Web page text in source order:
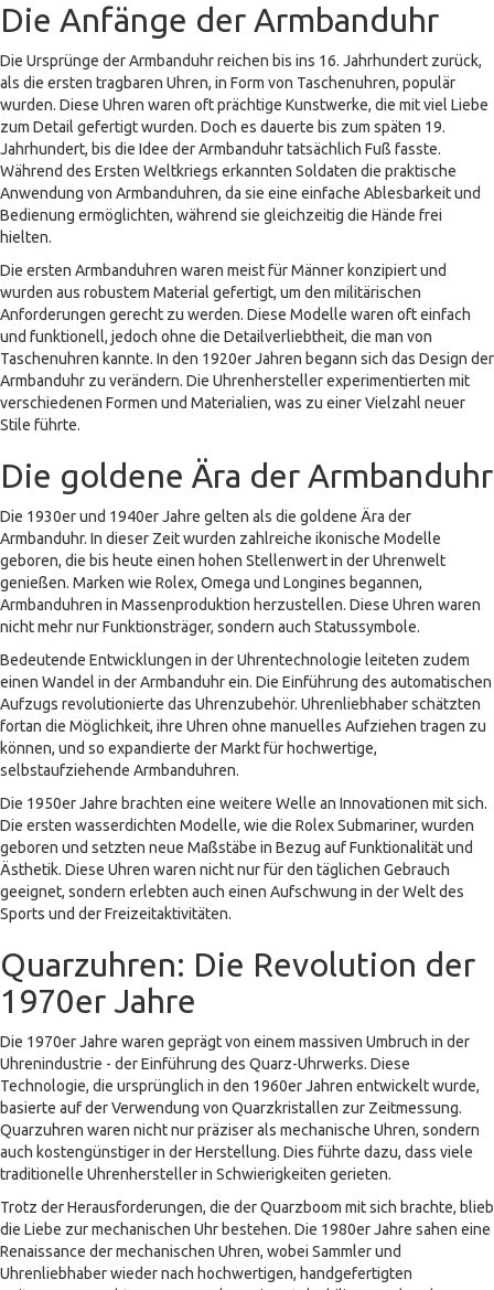
Die Anfänge der Armbanduhr
Die Ursprünge der Armbanduhr reichen bis ins 16. Jahrhundert zurück,
als die ersten tragbaren Uhren, in Form von Taschenuhren, populär
wurden. Diese Uhren waren oft prächtige Kunstwerke, die mit viel Liebe
zum Detail gefertigt wurden. Doch es dauerte bis zum späten 19.
Jahrhundert, bis die Idee der Armbanduhr tatsächlich Fuß fasste.
Während des Ersten Weltkriegs erkannten Soldaten die praktische
Anwendung von Armbanduhren, da sie eine einfache Ablesbarkeit und
Bedienung ermöglichten, während sie gleichzeitig die Hände frei
hielten.
Die ersten Armbanduhren waren meist für Männer konzipiert und
wurden aus robustem Material gefertigt, um den militärischen
Anforderungen gerecht zu werden. Diese Modelle waren oft einfach
und funktionell, jedoch ohne die Detailverliebtheit, die man von
Taschenuhren kannte. In den 1920er Jahren begann sich das Design der
Armbanduhr zu verändern. Die Uhrenhersteller experimentierten mit
verschiedenen Formen und Materialien, was zu einer Vielzahl neuer
Stile führte.
Die goldene Ära der Armbanduhr
Die 1930er und 1940er Jahre gelten als die goldene Ära der
Armbanduhr. In dieser Zeit wurden zahlreiche ikonische Modelle
geboren, die bis heute einen hohen Stellenwert in der Uhrenwelt
genießen. Marken wie Rolex, Omega und Longines begannen,
Armbanduhren in Massenproduktion herzustellen. Diese Uhren waren
nicht mehr nur Funktionsträger, sondern auch Statussymbole.
Bedeutende Entwicklungen in der Uhrentechnologie leiteten zudem
einen Wandel in der Armbanduhr ein. Die Einführung des automatischen
Aufzugs revolutionierte das Uhrenzubehör. Uhrenliebhaber schätzten
fortan die Möglichkeit, ihre Uhren ohne manuelles Aufziehen tragen zu
können, und so expandierte der Markt für hochwertige,
selbstaufziehende Armbanduhren.
Die 1950er Jahre brachten eine weitere Welle an Innovationen mit sich.
Die ersten wasserdichten Modelle, wie die Rolex Submariner, wurden
geboren und setzten neue Maßstäbe in Bezug auf Funktionalität und
Ästhetik. Diese Uhren waren nicht nur für den täglichen Gebrauch
geeignet, sondern erlebten auch einen Aufschwung in der Welt des
Sports und der Freizeitaktivitäten.
Quarzuhren: Die Revolution der
1970er Jahre
Die 1970er Jahre waren geprägt von einem massiven Umbruch in der
Uhrenindustrie - der Einführung des Quarz-Uhrwerks. Diese
Technologie, die ursprünglich in den 1960er Jahren entwickelt wurde,
basierte auf der Verwendung von Quarzkristallen zur Zeitmessung.
Quarzuhren waren nicht nur präziser als mechanische Uhren, sondern
auch kostengünstiger in der Herstellung. Dies führte dazu, dass viele
traditionelle Uhrenhersteller in Schwierigkeiten gerieten.
Trotz der Herausforderungen, die der Quarzboom mit sich brachte, blieb
die Liebe zur mechanischen Uhr bestehen. Die 1980er Jahre sahen eine
Renaissance der mechanischen Uhren, wobei Sammler und
Uhrenliebhaber wieder nach hochwertigen, handgefertigten